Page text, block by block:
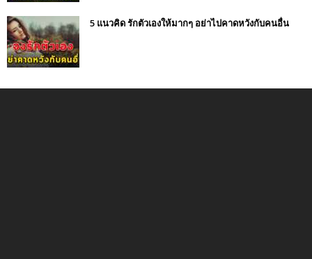
5 แนวคิด รักตัวเองให้มากๆ อย่าไปคาดหวังกับคนอื่น